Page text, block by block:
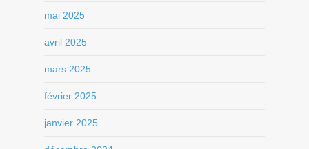
mai 2025
avril 2025
mars 2025
février 2025
janvier 2025